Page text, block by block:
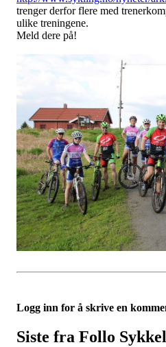
trenger derfor flere med
ulike treningene.
Meld dere på!
Logg inn for å skrive en
Siste fra Follo